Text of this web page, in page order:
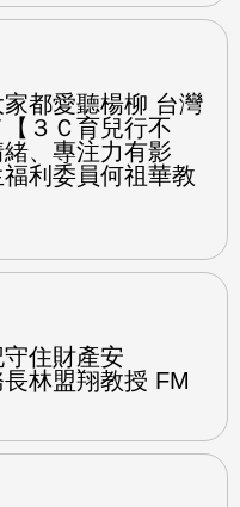
都愛聽楊柳 台灣
３Ｃ育兒行不
、專注力有影
利委員何祖華教
守住財產安
林盟翔教授 FM